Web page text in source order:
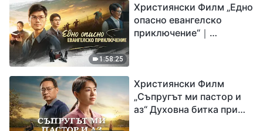
1:58:25
Християнски Филм „Едно
опасно евангелско
приключение“｜
Исус
Християнски Филм
„Съпругът ми пастор и
аз“ Духовна битка при